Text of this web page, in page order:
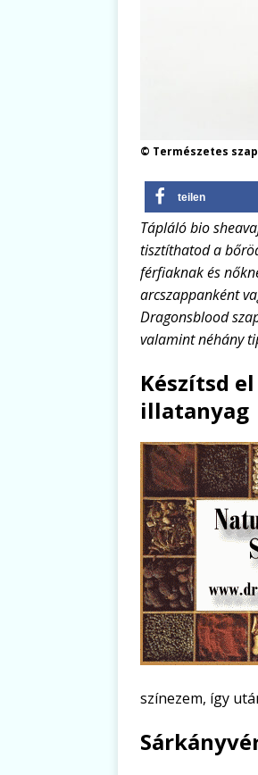
© Természetes
teilen
Tápláló bio
tisztíthatod a
férfiaknak és
arcszappanként
Dragonsblood
valamint néhány
Készítsd
illatanyag
színezem, így